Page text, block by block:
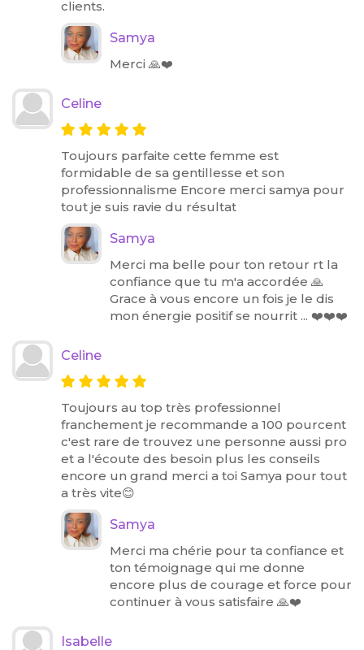
clients.
Samya
Merci 🙏❤️
Celine
Toujours parfaite cette femme est
formidable de sa gentillesse et son
professionnalisme Encore merci samya pour
tout je suis ravie du résultat
Samya
Merci ma belle pour ton retour rt la
confiance que tu m'a accordée 🙏
Grace à vous encore un fois je le dis
mon énergie positif se nourrit ... ❤️❤️❤️
Celine
Toujours au top très professionnel
franchement je recommande a 100 pourcent
c'est rare de trouvez une personne aussi pro
et a l'écoute des besoin plus les conseils
encore un grand merci a toi Samya pour tout
a très vite😊
Samya
Merci ma chérie pour ta confiance et
ton témoignage qui me donne
encore plus de courage et force pour
continuer à vous satisfaire 🙏❤️
Isabelle